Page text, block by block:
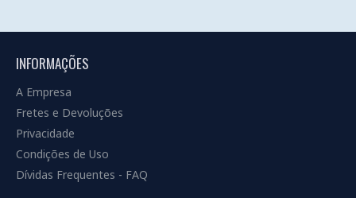
INFORMAÇÕES
A Empresa
Fretes e Devoluções
Privacidade
Condições de Uso
Dívidas Frequentes - FAQ